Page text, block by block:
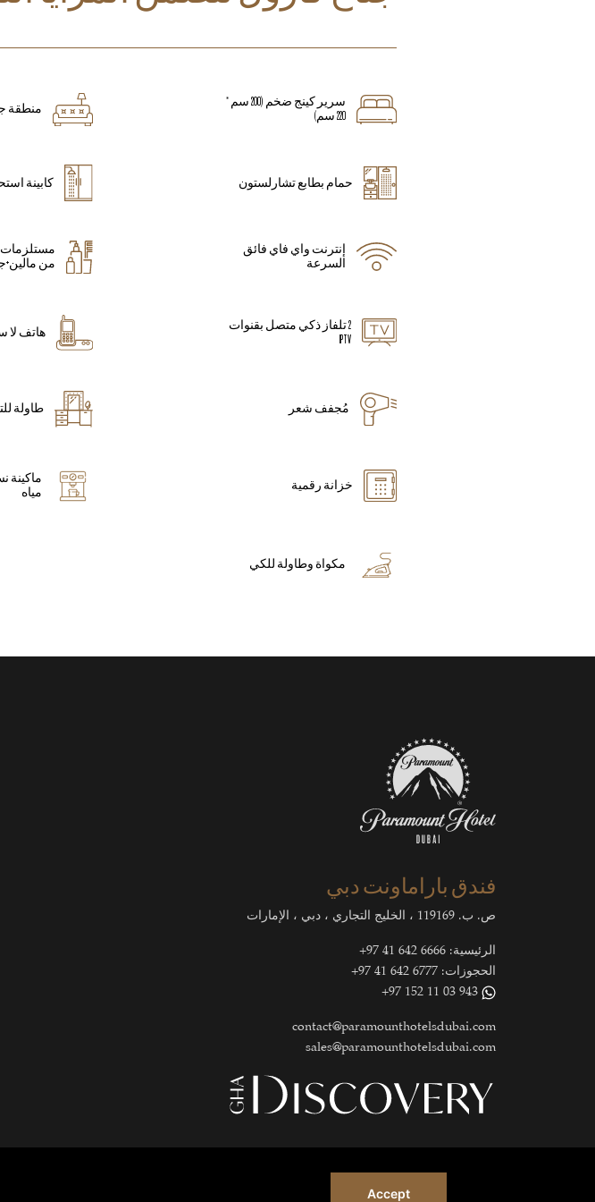
سرير كينج ضخم (200 سم *
220 سم)
منطقة
حمام بطابع تشارلستون كابينة
إنترنت واي فاي فائق
السرعة
مستلزمات
من
2 تلفاز ذكي متصل بقنوات
IPTV
هاتف لا
مُجفف شعر طاولة
خزانة رقمية
ماكينة
مياه
مكواة وطاولة للكي
فندق باراماونت دبي
ص. ب. 119169 ، الخليج التجاري ، دبي ، الإمارات
الرئيسية: 6666 642 41 97+
الحجوزات: 6777 642 41 97+
943 03 11 152 97+
contact@paramounthotelsdubai.com
sales@paramounthotelsdubai.com